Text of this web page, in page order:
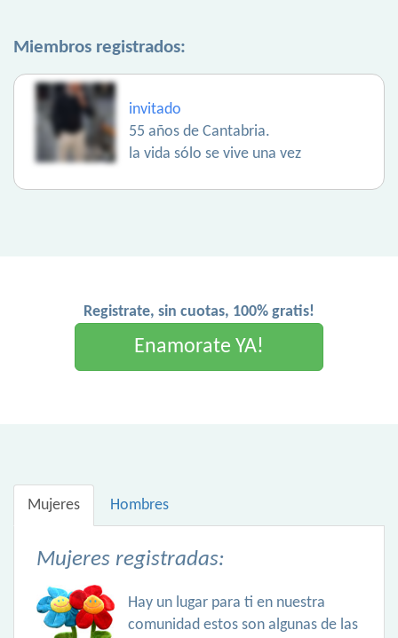
Miembros registrados:
invitado
55 años de Cantabria.
la vida sólo se vive una vez
Registrate, sin cuotas, 100% gratis!
Enamorate YA!
Mujeres Hombres
Mujeres registradas:
Hay un lugar para ti en nuestra
comunidad estos son algunas de las